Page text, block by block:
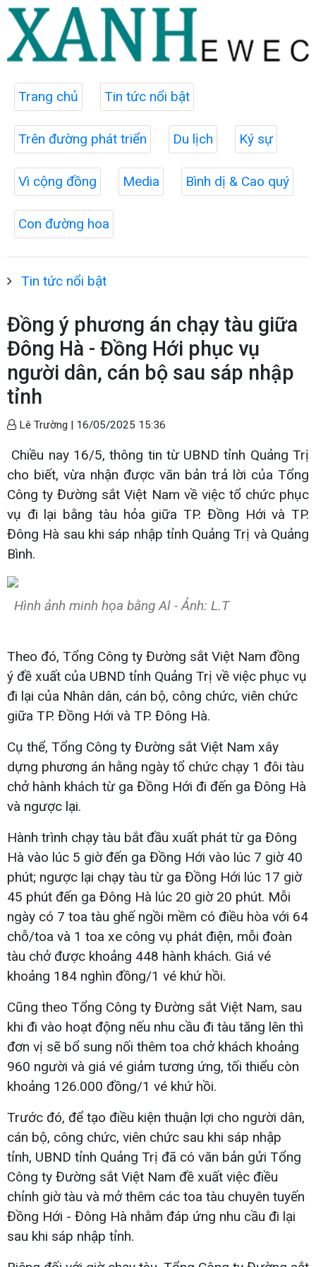
Trang chủ Tin tức nổi bật
Trên đường phát triển Du lịch Ký sự
Vì cộng đồng Media Bình dị & Cao quý
Con đường hoa
Tin tức nổi bật
Đồng ý phương án chạy tàu giữa
Đông Hà - Đồng Hới phục vụ
người dân, cán bộ sau sáp nhập
tỉnh
Lê Trường | 16/05/2025 15:36
Chiều nay 16/5, thông tin từ UBND tỉnh Quảng Trị
cho biết, vừa nhận được văn bản trả lời của Tổng
Công ty Đường sắt Việt Nam về việc tổ chức phục
vụ đi lại bằng tàu hỏa giữa TP. Đồng Hới và TP.
Đông Hà sau khi sáp nhập tỉnh Quảng Trị và Quảng
Bình.
Hình ảnh minh họa bằng Al - Ảnh: L.T
Theo đó, Tổng Công ty Đường sắt Việt Nam đồng
ý đề xuất của UBND tỉnh Quảng Trị về việc phục vụ
đi lại của Nhân dân, cán bộ, công chức, viên chức
giữa TP. Đồng Hới và TP. Đông Hà.
Cụ thể, Tổng Công ty Đường sắt Việt Nam xây
dựng phương án hằng ngày tổ chức chạy 1 đôi tàu
chở hành khách từ ga Đồng Hới đi đến ga Đông Hà
và ngược lại.
Hành trình chạy tàu bắt đầu xuất phát từ ga Đông
Hà vào lúc 5 giờ đến ga Đồng Hới vào lúc 7 giờ 40
phút; ngược lại chạy tàu từ ga Đồng Hới lúc 17 giờ
45 phút đến ga Đông Hà lúc 20 giờ 20 phút. Mỗi
ngày có 7 toa tàu ghế ngồi mềm có điều hòa với 64
chỗ/toa và 1 toa xe công vụ phát điện, mỗi đoàn
tàu chở được khoảng 448 hành khách. Giá vé
khoảng 184 nghìn đồng/1 vé khứ hồi.
Cũng theo Tổng Công ty Đường sắt Việt Nam, sau
khi đi vào hoạt động nếu nhu cầu đi tàu tăng lên thì
đơn vị sẽ bổ sung nối thêm toa chở khách khoảng
960 người và giá vé giảm tương ứng, tối thiểu còn
khoảng 126.000 đồng/1 vé khứ hồi.
Trước đó, để tạo điều kiện thuận lợi cho người dân,
cán bộ, công chức, viên chức sau khi sáp nhập
tỉnh, UBND tỉnh Quảng Trị đã có văn bản gửi Tổng
Công ty Đường sắt Việt Nam đề xuất việc điều
chỉnh giờ tàu và mở thêm các toa tàu chuyên tuyến
Đồng Hới - Đông Hà nhằm đáp ứng nhu cầu đi lại
sau khi sáp nhập tỉnh.